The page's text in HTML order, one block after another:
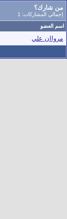
من شارك؟
إجمالي المشاركات: 1
اسم العضو
مرواان علي